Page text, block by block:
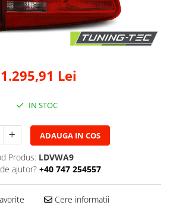
1.295,91 Lei
IN STOC
ADAUGA IN COS
Produs: LDVWA9
ajutor? +40 747 254557
Cere informatii